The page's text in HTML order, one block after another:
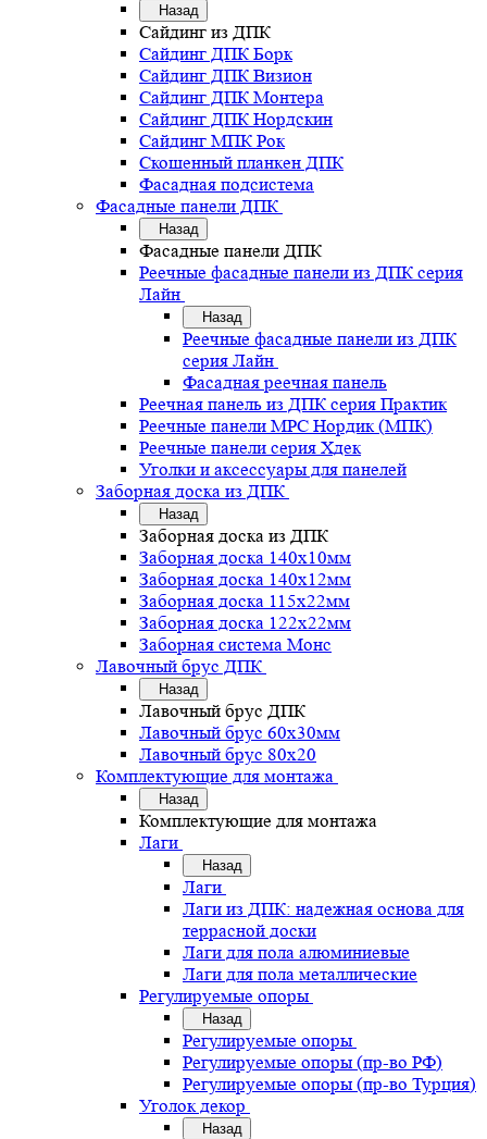
Назад
Сайдинг из ДПК
Сайдинг ДПК Борк
Сайдинг ДПК Визион
Сайдинг ДПК Монтера
Сайдинг ДПК Нордскин
Сайдинг МПК Рок
Скошенный планкен ДПК
Фасадная подсистема
Фасадные панели ДПК
Назад
Фасадные панели ДПК
Реечные фасадные панели из ДПК серия
Лайн
Назад
Реечные фасадные панели из ДПК
серия Лайн
Фасадная реечная панель
Реечная панель из ДПК серия Практик
Реечные панели MPC Нордик (МПК)
Реечные панели серия Хдек
Уголки и аксессуары для панелей
Заборная доска из ДПК
Назад
Заборная доска из ДПК
Заборная доска 140х10мм
Заборная доска 140х12мм
Заборная доска 115х22мм
Заборная доска 122х22мм
Заборная система Монс
Лавочный брус ДПК
Назад
Лавочный брус ДПК
Лавочный брус 60х30мм
Лавочный брус 80х20
Комплектующие для монтажа
Назад
Комплектующие для монтажа
Лаги
Назад
Лаги
Лаги из ДПК: надежная основа для
террасной доски
Лаги для пола алюминиевые
Лаги для пола металлические
Регулируемые опоры
Назад
Регулируемые опоры
Регулируемые опоры (пр-во РФ)
Регулируемые опоры (пр-во Турция)
Уголок декор
Назад